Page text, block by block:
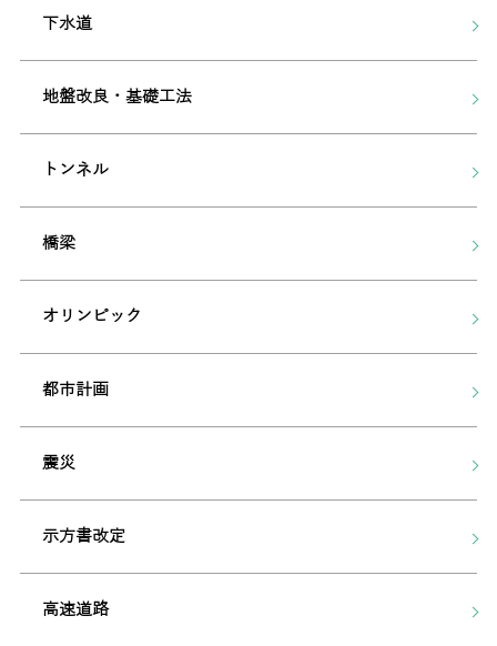
下水道
地盤改良・基礎工法
トンネル
橋梁
オリンピック
都市計画
震災
示方書改定
高速道路